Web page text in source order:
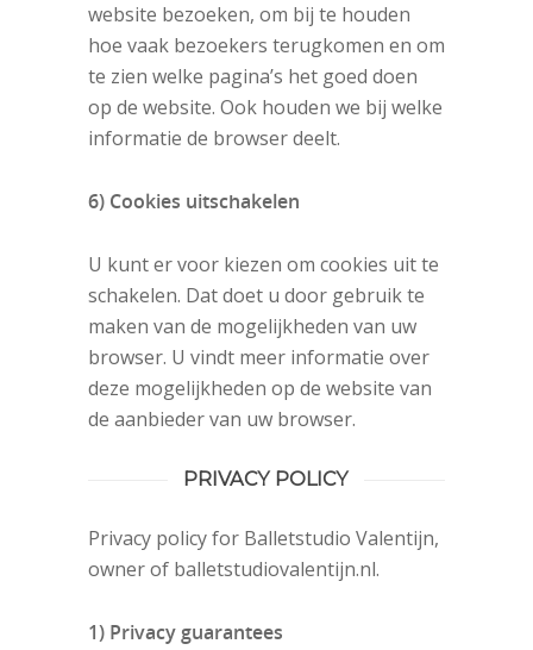
website bezoeken, om bij te houden
hoe vaak bezoekers terugkomen en om
te zien welke pagina’s het goed doen
op de website. Ook houden we bij welke
informatie de browser deelt.
6) Cookies uitschakelen
U kunt er voor kiezen om cookies uit te
schakelen. Dat doet u door gebruik te
maken van de mogelijkheden van uw
browser. U vindt meer informatie over
deze mogelijkheden op de website van
de aanbieder van uw browser.
PRIVACY POLICY
Privacy policy for Balletstudio Valentijn,
owner of balletstudiovalentijn.nl.
1) Privacy guarantees